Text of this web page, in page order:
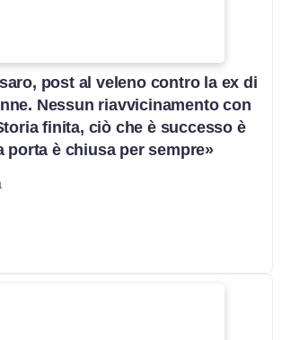
post al veleno contro la ex di
Nessun riavvicinamento con
finita, ciò che è successo è
porta è chiusa per sempre»